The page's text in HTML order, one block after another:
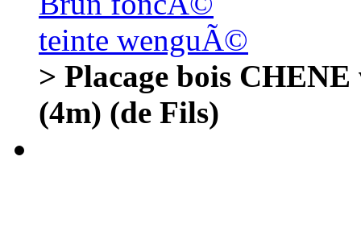
> Placage bois
(4m) (de Fils)